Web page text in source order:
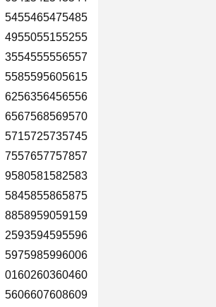
5455465475485
4955055155255
3554555556557
5585595605615
6256356456556
6567568569570
5715725735745
7557657757857
9580581582583
5845855865875
8858959059159
2593594595596
5975985996006
0160260360460
5606607608609